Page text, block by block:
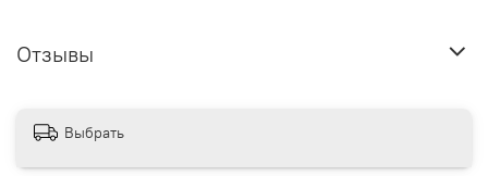
Отзывы
Выбрать